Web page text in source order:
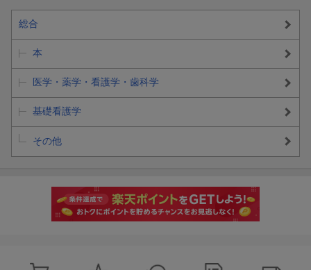
総合
本
医学・薬学・看護学・歯科学
基礎看護学
その他